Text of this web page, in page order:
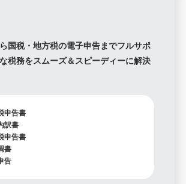
国税・地方税の電子申告までフルサポ
税務をスムーズ＆スピーディーに解決
申告書
訳書
申告書
書
告